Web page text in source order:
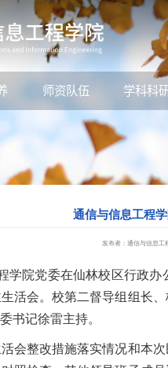
师资队伍 学科科
通信与信息工程
发布者：通信与信息工
院党委在仙林校区行政办
活会。校第二督导组组长
书记徐雷主持。
整改措施落实情况和本次